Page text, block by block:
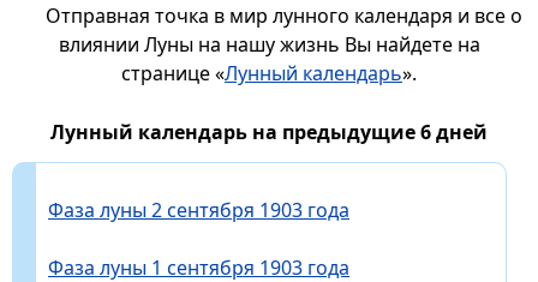
Отправная точка в мир лунного календаря и все о
влиянии Луны на нашу жизнь Вы найдете на
странице «Лунный календарь».
Лунный календарь на предыдущие 6 дней
Фаза луны 2 сентября 1903 года
Фаза луны 1 сентября 1903 года